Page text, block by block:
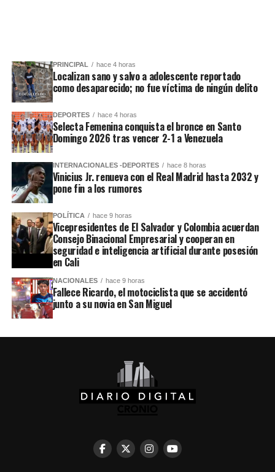
PRINCIPAL hace 4 horas
Localizan sano y salvo a adolescente reportado
como desaparecido; no fue víctima de ningún delito
DEPORTES hace 4 horas
Selecta Femenina conquista el bronce en Santo
Domingo 2026 tras vencer 2-1 a Venezuela
INTERNACIONALES -DEPORTES hace 8 horas
Vinicius Jr. renueva con el Real Madrid hasta 2032 y
pone fin a los rumores
POLÍTICA hace 9 horas
Vicepresidentes de El Salvador y Colombia acuerdan
Consejo Binacional Empresarial y cooperan en
seguridad e inteligencia artificial durante posesión
en Cali
NACIONALES hace 9 horas
Fallece Ricardo, el motociclista que se accidentó
junto a su novia en San Miguel